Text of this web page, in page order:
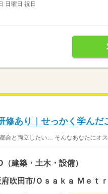
日曜日 祝日
修あり｜せっかく学ん
合と両立したい… そんなあなたにオ
（建築・土木・設備）
府吹田市/Ｏｓａｋａ Ｍｅｔ